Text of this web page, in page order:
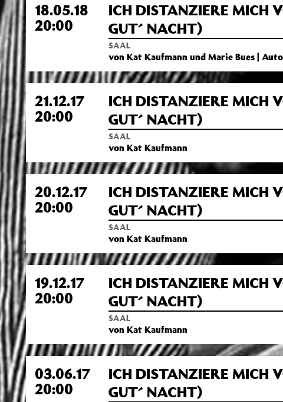
18.05.18
20:00
ICH DISTANZIERE MICH
GUT´ NACHT)
SAAL
von Kat Kaufmann und Marie Bues |
21.12.17
20:00
ICH DISTANZIERE MICH
GUT´ NACHT)
SAAL
von Kat Kaufmann
20.12.17
20:00
ICH DISTANZIERE MICH
GUT´ NACHT)
SAAL
von Kat Kaufmann
19.12.17
20:00
ICH DISTANZIERE MICH
GUT´ NACHT)
SAAL
von Kat Kaufmann
03.06.17
20:00
ICH DISTANZIERE MICH
GUT´ NACHT)